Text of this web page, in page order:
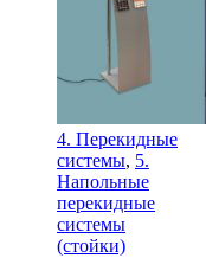
4. Перекидные
системы, 5.
Напольные
перекидные
системы
(стойки)